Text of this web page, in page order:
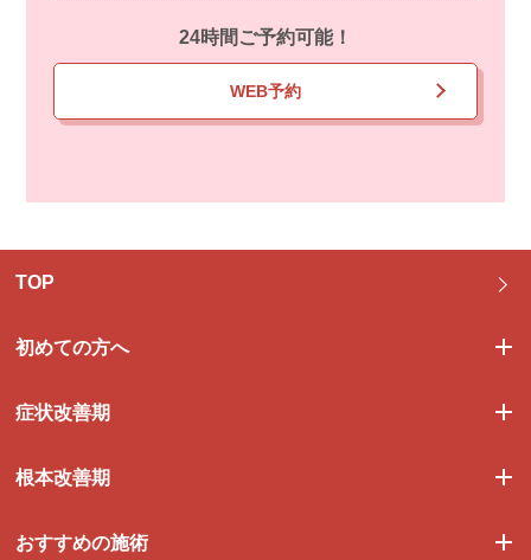
24時間ご予約可能！
WEB予約
TOP
初めての方へ
症状改善期
根本改善期
おすすめの施術